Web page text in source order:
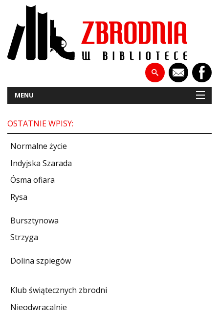
MENU
PATRONATY
WYWIADY
RECENZJE
DO CZYTANIA
KONTAKT
OSTATNIE WPISY:
Normalne życie
Indyjska Szarada
Ósma ofiara
Rysa
Bursztynowa
Strzyga
Dolina szpiegów
Klub świątecznych zbrodni
Nieodwracalnie